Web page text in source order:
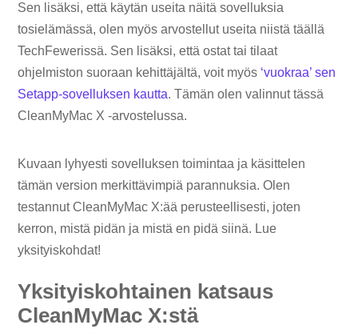
Sen lisäksi, että käytän useita näitä sovelluksia
tosielämässä, olen myös arvostellut useita niistä täällä
TechFewerissä. Sen lisäksi, että ostat tai tilaat
ohjelmiston suoraan kehittäjältä, voit myös ‘vuokraa’ sen
Setapp-sovelluksen kautta. Tämän olen valinnut tässä
CleanMyMac X -arvostelussa.
Kuvaan lyhyesti sovelluksen toimintaa ja käsittelen
tämän version merkittävimpiä parannuksia. Olen
testannut CleanMyMac X:ää perusteellisesti, joten
kerron, mistä pidän ja mistä en pidä siinä. Lue
yksityiskohdat!
Yksityiskohtainen katsaus
CleanMyMac X:stä